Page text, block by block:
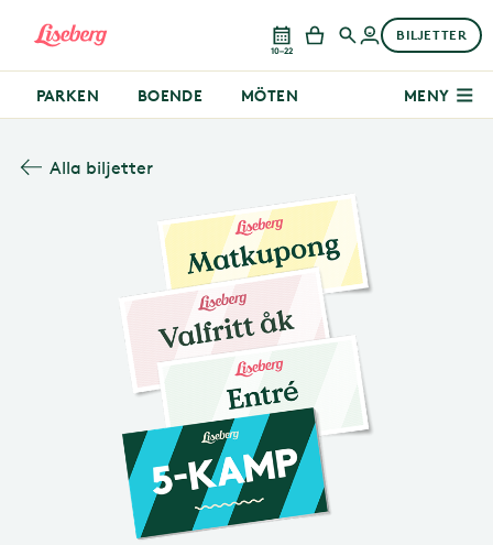
10–22
BILJETTER
PARKEN BOENDE MÖTEN MENY
Alla biljetter